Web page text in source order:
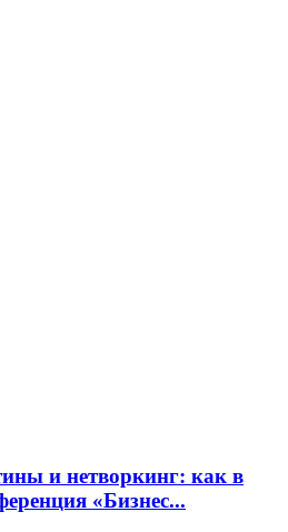
и нетворкинг: как в
«Бизнес...